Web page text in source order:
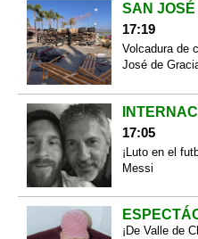
SAN JOSÉ
17:19
Volcadura de
José de
17:05
¡Luto en el
Messi
¡De Valle de